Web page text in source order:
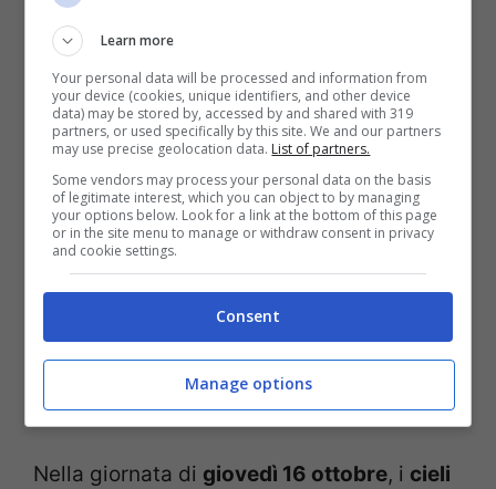
mare sarà poco mosso.
A partire damercoledì 15 ottobreavremo i
primi cambiamenti, con tempo più
nuvoloso e qualche precipitazione sparsa
sull’Appennino meridionale. Mentre le
temperature si manterranno stabili. I venti
attenuazione e in rotazione ai quadranti
sud-orientali. Il mare sarà da quasi calmo a
poco mosso.
Nella giornata di giovedì 16 ottobre, i cieli
Learn more
Your personal data will be processed and information from
your device (cookies, unique identifiers, and other device
data) may be stored by, accessed by and shared with 319
partners, or used specifically by this site. We and our partners
may use precise geolocation data. List of partners.
Some vendors may process your personal data on the basis
of legitimate interest, which you can object to by managing
your options below. Look for a link at the bottom of this page
or in the site menu to manage or withdraw consent in privacy
and cookie settings.
Consent
Manage options